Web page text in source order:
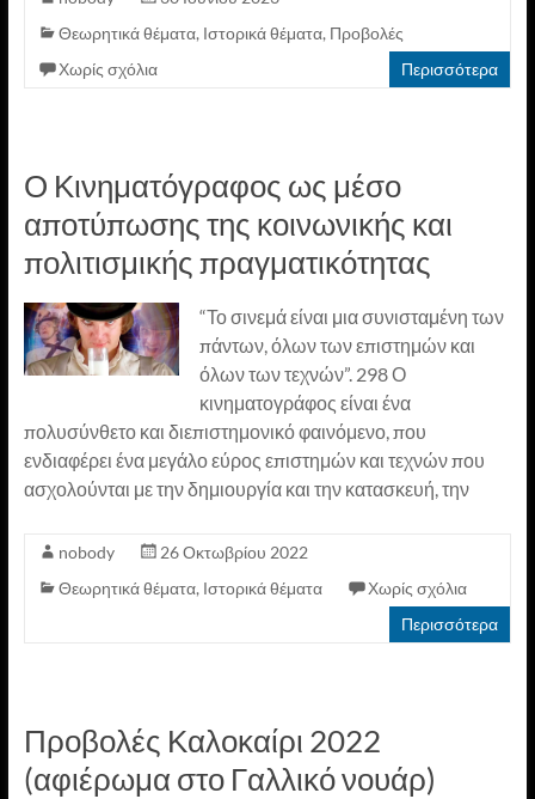
Θεωρητικά θέματα, Ιστορικά θέματα, Προβολές
Χωρίς σχόλια
Περισσότερα
Ο Κινηματόγραφος ως μέσο
αποτύπωσης της κοινωνικής και
πολιτισμικής πραγματικότητας
“Το σινεμά είναι μια συνισταμένη των
πάντων, όλων των επιστημών και
όλων των τεχνών”. 298 Ο
κινηματογράφος είναι ένα
πολυσύνθετο και διεπιστημονικό φαινόμενο, που
ενδιαφέρει ένα μεγάλο εύρος επιστημών και τεχνών που
ασχολούνται με την δημιουργία και την κατασκευή, την
nobody
26 Οκτωβρίου 2022
Θεωρητικά θέματα, Ιστορικά θέματα
Χωρίς σχόλια
Περισσότερα
Προβολές Καλοκαίρι 2022
(αφιέρωμα στο Γαλλικό νουάρ)